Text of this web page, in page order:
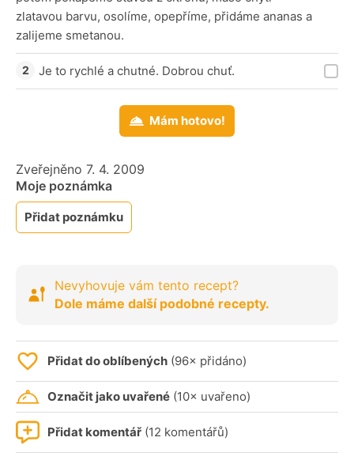
zlatavou barvu, osolíme, opepříme, přidáme ananas a
zalijeme smetanou.
Je to rychlé a chutné. Dobrou chuť.
Mám hotovo!
Zveřejněno 7. 4. 2009
Moje poznámka
Přidat poznámku
Nevyhovuje vám tento recept?
Dole máme další podobné recepty.
Přidat do oblíbených (96× přidáno)
Označit jako uvařené (10× uvařeno)
Přidat komentář (12 komentářů)